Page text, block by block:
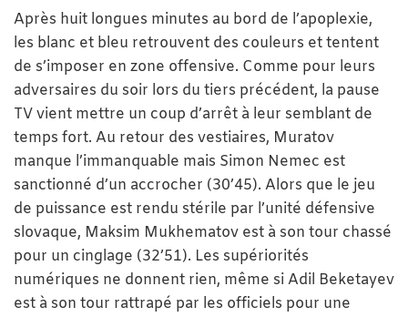
Après huit longues minutes au bord de l’apoplexie,
les blanc et bleu retrouvent des couleurs et tentent
de s’imposer en zone offensive. Comme pour leurs
adversaires du soir lors du tiers précédent, la pause
TV vient mettre un coup d’arrêt à leur semblant de
temps fort. Au retour des vestiaires, Muratov
manque l’immanquable mais Simon Nemec est
sanctionné d’un accrocher (30’45). Alors que le jeu
de puissance est rendu stérile par l’unité défensive
slovaque, Maksim Mukhematov est à son tour chassé
pour un cinglage (32’51). Les supériorités
numériques ne donnent rien, même si Adil Beketayev
est à son tour rattrapé par les officiels pour une